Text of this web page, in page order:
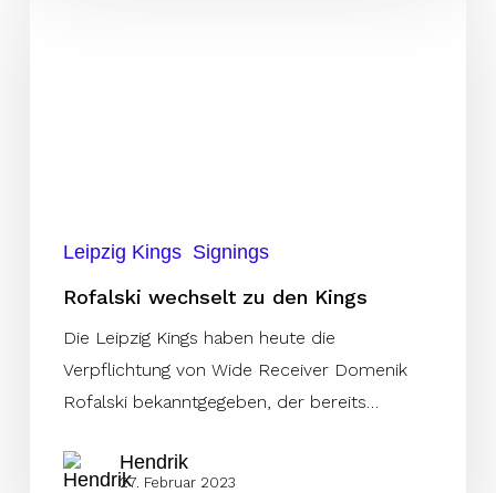
Leipzig Kings Signings
Rofalski wechselt zu den Kings
Die Leipzig Kings haben heute die
Verpflichtung von Wide Receiver Domenik
Rofalski bekanntgegeben, der bereits…
Hendrik
27. Februar 2023